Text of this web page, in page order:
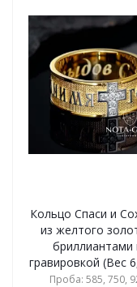
Кольцо Спаси и
из желтого
бриллиантами
гравировкой (Вес
Проба: 585, 750,